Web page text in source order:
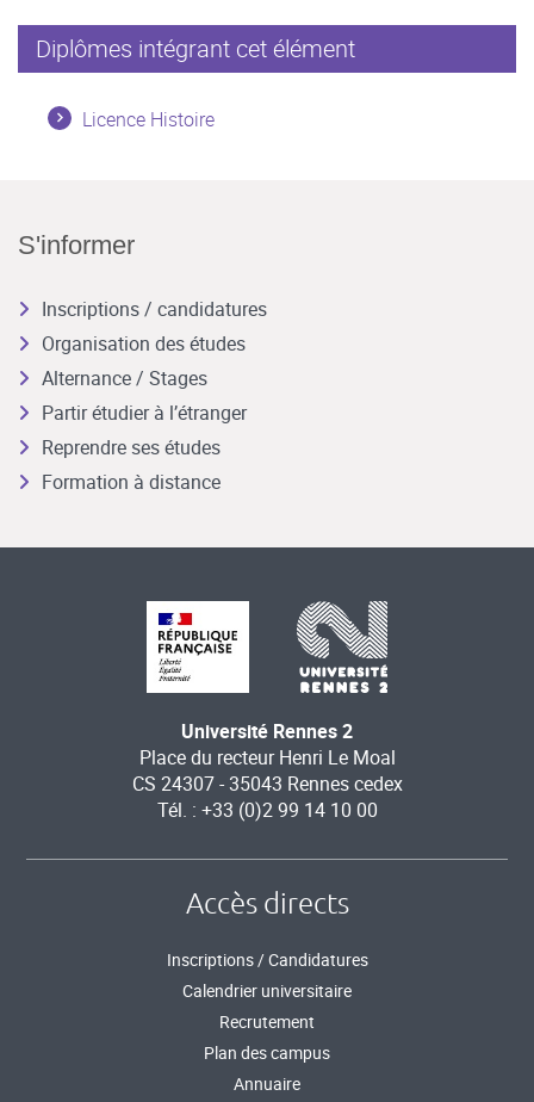
Diplômes intégrant cet élément
Licence Histoire
S'informer
Inscriptions / candidatures
Organisation des études
Alternance / Stages
Partir étudier à l’étranger
Reprendre ses études
Formation à distance
Université Rennes 2
Place du recteur Henri Le Moal
CS 24307 - 35043 Rennes cedex
Tél. : +33 (0)2 99 14 10 00
Accès directs
Inscriptions / Candidatures
Calendrier universitaire
Recrutement
Plan des campus
Annuaire